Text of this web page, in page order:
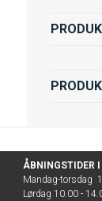
ÅBNINGSTIDER I
Mandag-torsdag
Lørdag 10.00 -